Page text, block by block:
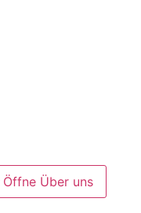
Öffne Über uns